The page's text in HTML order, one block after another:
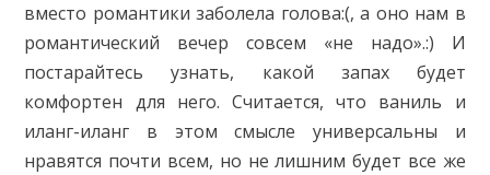
вместо романтики заболела голова:(, а оно нам в
романтический вечер совсем «не надо».:) И
постарайтесь узнать, какой запах будет
комфортен для него. Считается, что ваниль и
иланг-иланг в этом смысле универсальны и
нравятся почти всем, но не лишним будет все же